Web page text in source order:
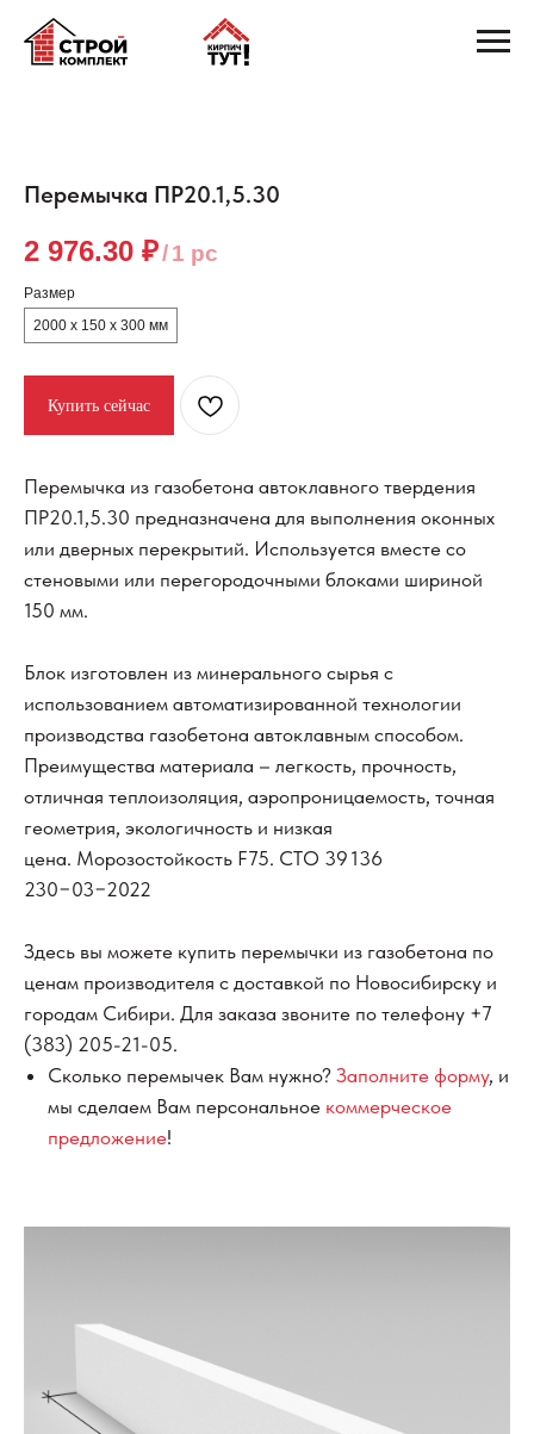
Перемычка ПР20.1,5.30
2 976.30 ₽/1 pc
Размер
2000 х 150 х 300 мм
Купить сейчас
Перемычка из газобетона автоклавного твердения
ПР20.1,5.30 предназначена для выполнения оконных
или дверных перекрытий. Используется вместе со
стеновыми или перегородочными блоками шириной
150 мм.
Блок изготовлен из минерального сырья с
использованием автоматизированной технологии
производства газобетона автоклавным способом.
Преимущества материала – легкость, прочность,
отличная теплоизоляция, аэропроницаемость, точная
геометрия, экологичность и низкая
цена. Морозостойкость F75. СТО 39 136
230−03−2022
Здесь вы можете купить перемычки из газобетона по
ценам производителя с доставкой по Новосибирску и
городам Сибири. Для заказа звоните по телефону +7
(383) 205-21-05.
Сколько перемычек Вам нужно? Заполните форму, и
мы сделаем Вам персональное коммерческое
предложение!